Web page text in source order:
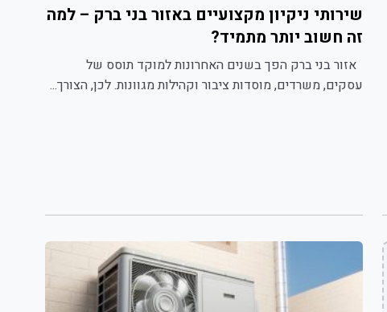
שירותי ניקיון מקצועיים באזור בני ברק – למה
זה חשוב יותר מתמיד?
אזור בני ברק הפך בשנים האחרונות למוקד תוסס של
עסקים, משרדים, מוסדות ציבור וקהילות מגוונות. לכן, הצורך...